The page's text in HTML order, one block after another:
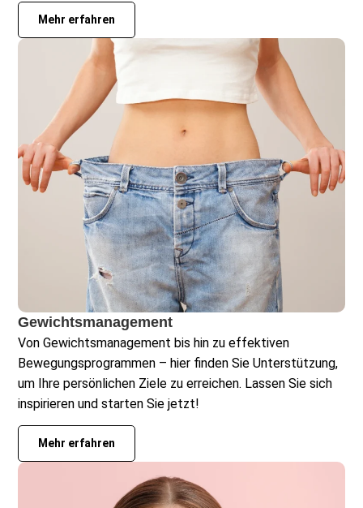
Mehr erfahren
Gewichtsmanagement
Von Gewichtsmanagement bis hin zu effektiven
Bewegungsprogrammen – hier finden Sie Unterstützung,
um Ihre persönlichen Ziele zu erreichen. Lassen Sie sich
inspirieren und starten Sie jetzt!
Mehr erfahren